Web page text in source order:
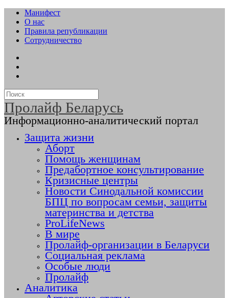
Манифест
О нас
Правила републикации
Сотрудничество
Пролайф Беларусь
Информационно-аналитический портал
Защита жизни
Аборт
Помощь женщинам
Предабортное консультирование
Кризисные центры
Новости Синодальной комиссии
БПЦ по вопросам семьи, защиты
материнства и детства
ProLifeNews
В мире
Пролайф-организации в Беларуси
Социальная реклама
Особые люди
Пролайф
Аналитика